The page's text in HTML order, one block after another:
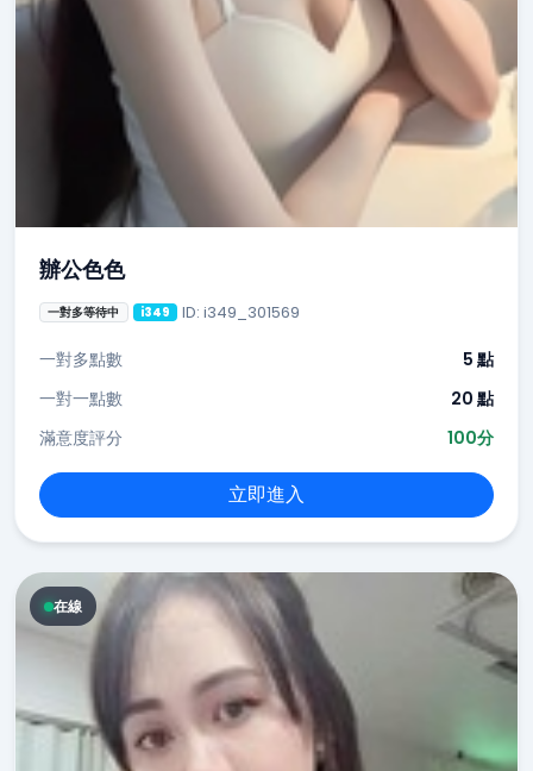
辦公色色
一對多等待中 i349 ID: i349_301569
一對多點數
5 點
一對一點數
20 點
滿意度評分
100分
立即進入
在線